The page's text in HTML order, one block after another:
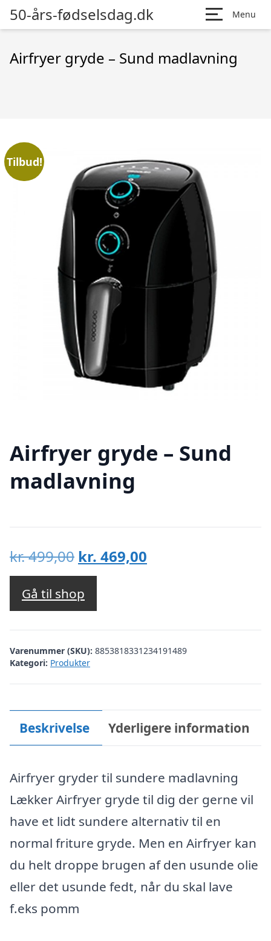
50-års-fødselsdag.dk Menu
Airfryer gryde – Sund madlavning
Tilbud!
Airfryer gryde – Sund
madlavning
kr.499,00 Den
oprindelige
pris
var:
kr. 499,00.
kr. 469,00
kr. 469,00.
Gå til shop
Varenummer (SKU): 8853818331234191489
Kategori: Produkter
Beskrivelse Yderligere information
Airfryer gryder til sundere madlavning
Lækker Airfryer gryde til dig der gerne vil
have et lidt sundere alternativ til en
normal friture gryde. Men en Airfryer kan
du helt droppe brugen af den usunde olie
eller det usunde fedt, når du skal lave
f.eks pomm